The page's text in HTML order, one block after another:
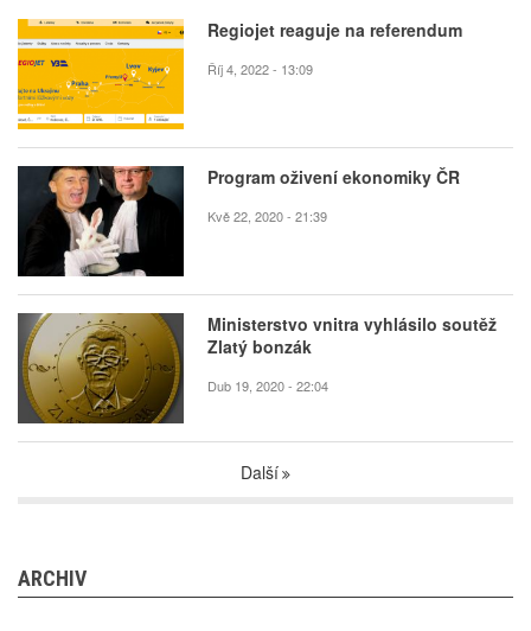
Regiojet reaguje na referendum
Říj 4, 2022 - 13:09
Program oživení ekonomiky ČR
Kvě 22, 2020 - 21:39
Ministerstvo vnitra vyhlásilo soutěž
Zlatý bonzák
Dub 19, 2020 - 22:04
Další
ARCHIV